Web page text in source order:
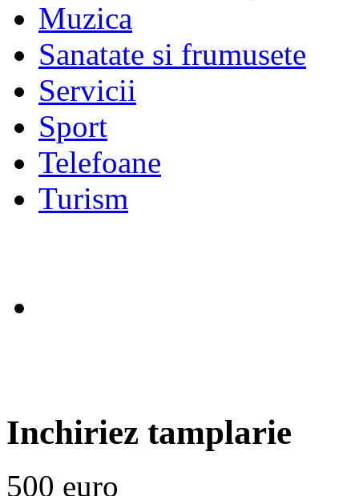
Muzica
Sanatate si frumusete
Servicii
Sport
Telefoane
Turism
Inchiriez tamplarie
500 euro